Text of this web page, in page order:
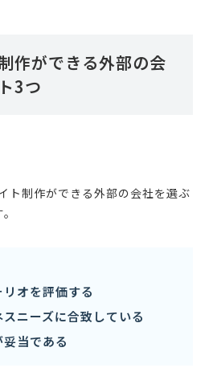
作ができる外部の会
3つ
ト制作ができる外部の会社を選ぶ
オを評価する
ニーズに合致している
当である